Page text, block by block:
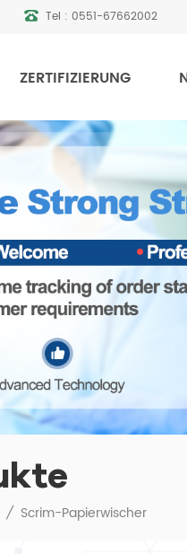
Tel : 0551-67662002
ZERTIFIZIERUNG
/ Scrim-Papierwischer